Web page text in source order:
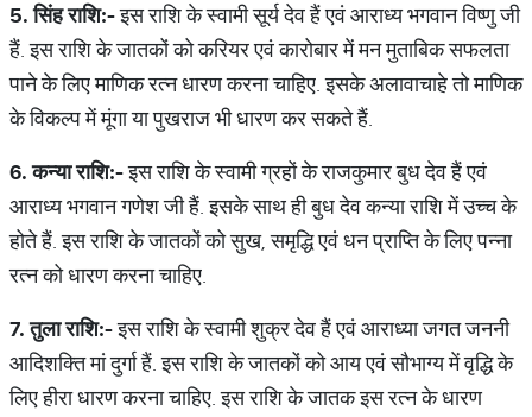
5.सिंहराशि:-इस राशि के स्वामी सूर्य देव हैं एवं आराध्य भगवान विष्णु जी
हैं. इस राशि के जातकों को करियर एवं कारोबार में मन मुताबिक सफलता
पाने के लिए माणिक रत्न धारण करना चाहिए. इसके अलावाचाहे तो माणिक
के विकल्प में मूंगा या पुखराज भी धारण कर सकते हैं.
6.कन्याराशि:-इस राशि के स्वामी ग्रहों के राजकुमार बुध देव हैं एवं
आराध्य भगवान गणेश जी हैं. इसके साथ ही बुध देव कन्या राशि में उच्च के
होते हैं. इस राशि के जातकों को सुख, समृद्धि एवं धन प्राप्ति के लिए पन्ना
रत्न को धारण करना चाहिए.
7.तुलाराशि:-इस राशि के स्वामी शुक्र देव हैं एवं आराध्या जगत जननी
आदिशक्ति मां दुर्गा हैं. इस राशि के जातकों को आय एवं सौभाग्य में वृद्धि के
लिए हीरा धारण करना चाहिए. इस राशि के जातक इस रत्न के धारण